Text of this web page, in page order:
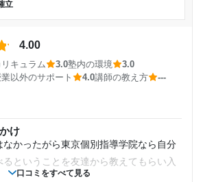
支払った金額の目安です。実際の料金とは異なる可
しくは塾にお問い合わせください。
講習,冬期講習
間
ていられない生徒が目立ち集中できな
ほどで着く。コンビニやファミレスも
外に出ることも多かった。人通りが多
はいらない。
ポート、授業以外のコミュニケーション等)
ルケアから他の教科のサポートまで幅広
口コミをすべて見る
立
4.00
キュラム 3.0塾内の環境
3.0
以外のサポート 4.0講師の教え方 ---
け
かったがら東京個別指導学院なら自分
ということを友達から教えてもらい入